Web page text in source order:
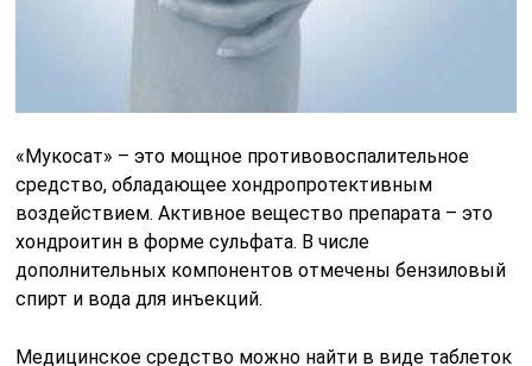
«Мукосат» – это мощное противовоспалительное
средство, обладающее хондропротективным
воздействием. Активное вещество препарата – это
хондроитин в форме сульфата. В числе
дополнительных компонентов отмечены бензиловый
спирт и вода для инъекций.
Медицинское средство можно найти в виде таблеток